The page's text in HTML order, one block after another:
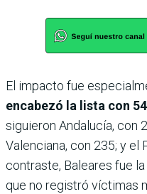
El impacto fue
encabezó la lista con
siguieron Andalucía, con
Valenciana, con 235; y el
contraste, Baleares fue
que no registró víctimas